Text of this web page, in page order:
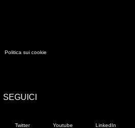
Politica sui cookie
SEGUICI
Twitter Youtube LinkedIn